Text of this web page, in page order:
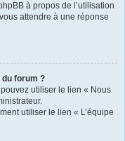
à propos de l’utilisation
attendre à une réponse
forum ?
utiliser le lien « Nous
utiliser le lien « L’équipe